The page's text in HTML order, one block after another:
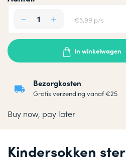
| €5,99 p/s
Bezorgkosten
Gratis verzending vanaf €25
In winkelwagen
Buy now, pay later
Kindersokken ster